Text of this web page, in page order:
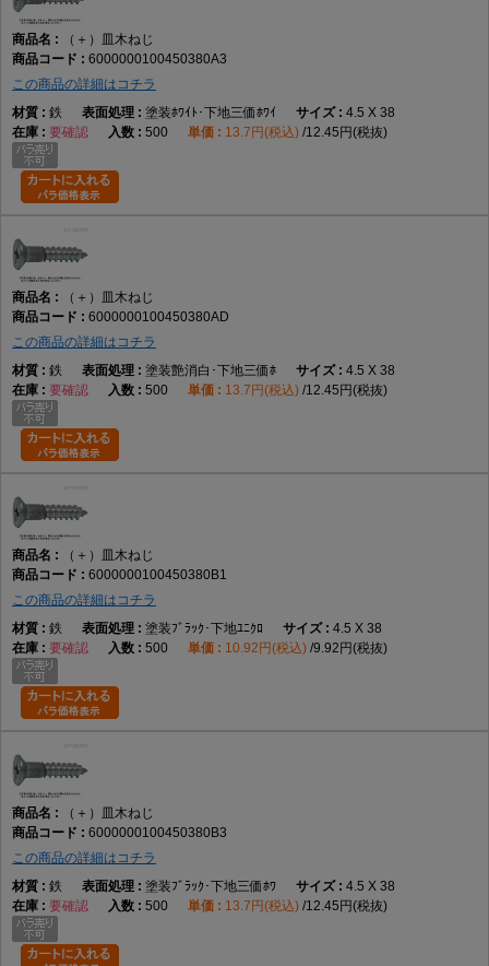
（＋）皿木ねじ
6000000100450380A3
この商品の詳細はコチラ
鉄
塗装ﾎﾜｲﾄ･下地三価ﾎﾜｲ
4.5 X 38
要確認
500 13.7円(税込) 12.45円(税抜)
（＋）皿木ねじ
6000000100450380AD
この商品の詳細はコチラ
鉄
塗装艶消白･下地三価ﾎ
4.5 X 38
要確認
500 13.7円(税込) 12.45円(税抜)
（＋）皿木ねじ
6000000100450380B1
この商品の詳細はコチラ
鉄
塗装ﾌﾞﾗｯｸ･下地ﾕﾆｸﾛ
4.5 X 38
要確認
500 10.92円(税込) 9.92円(税抜)
（＋）皿木ねじ
6000000100450380B3
この商品の詳細はコチラ
鉄
塗装ﾌﾞﾗｯｸ･下地三価ﾎﾜ
4.5 X 38
要確認
500 13.7円(税込) 12.45円(税抜)